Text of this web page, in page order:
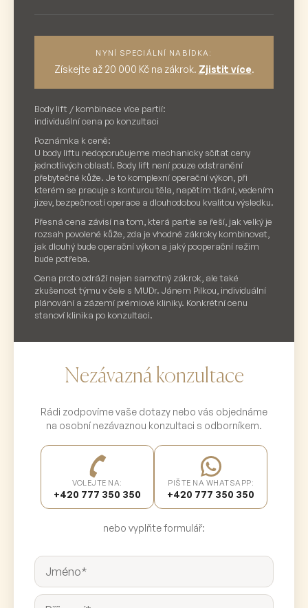
NYNÍ SPECIÁLNÍ NABÍDKA:
Získejte až 20 000 Kč na zákrok. Zjistit více.
Body lift / kombinace více partií:
individuální cena po konzultaci
Poznámka k ceně:
U body liftu nedoporučujeme mechanicky sčítat ceny
jednotlivých oblastí. Body lift není pouze odstranění
přebytečné kůže. Je to komplexní operační výkon, při
kterém se pracuje s konturou těla, napětím tkání, vedením
jizev, bezpečností operace a dlouhodobou kvalitou výsledku.
Přesná cena závisí na tom, která partie se řeší, jak velký je
rozsah povolené kůže, zda je vhodné zákroky kombinovat,
jak dlouhý bude operační výkon a jaký pooperační režim
bude potřeba.
Cena proto odráží nejen samotný zákrok, ale také
zkušenost týmu v čele s MUDr. Jánem Pilkou, individuální
plánování a zázemí prémiové kliniky. Konkrétní cenu
stanoví klinika po konzultaci.
Nezávazná konzultace
Rádi zodpovíme vaše dotazy nebo vás objednáme
na osobní nezávaznou konzultaci s odborníkem.
VOLEJTE NA:
+420 777 350 350
PIŠTE NA WHATSAPP:
+420 777 350 350
nebo vyplňte formulář: